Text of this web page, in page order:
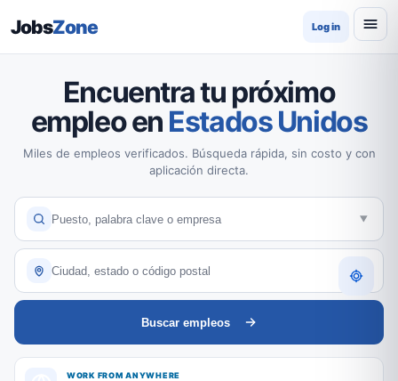
JobsZone Log in
Encuentra tu próximo
empleo en Estados Unidos
Miles de empleos verificados. Búsqueda rápida, sin costo y con
aplicación directa.
Buscar empleos
WORK FROM ANYWHERE